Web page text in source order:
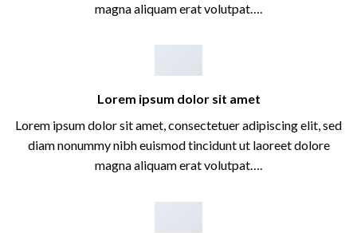
magna aliquam erat volutpat….
Lorem ipsum dolor sit amet
Lorem ipsum dolor sit amet, consectetuer adipiscing elit, sed
diam nonummy nibh euismod tincidunt ut laoreet dolore
magna aliquam erat volutpat….